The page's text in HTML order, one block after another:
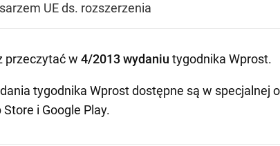
UE ds. rozszerzenia
przeczytać w 4/2013 wydaniu tygodnika Wprost.
tygodnika Wprost dostępne są w specjalnej
Store i Google Play.